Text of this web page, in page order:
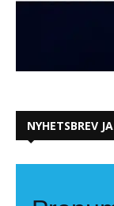
NYHETSBREV